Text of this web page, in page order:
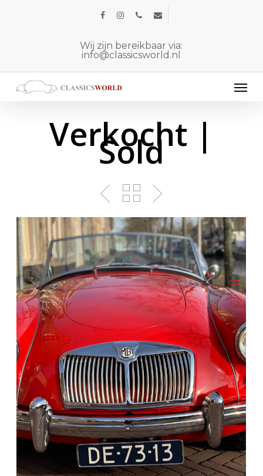
facebookinstagramphoneemail
Wij zijn bereikbaar via:
info@classicsworld.nl
Verkocht |
Sold